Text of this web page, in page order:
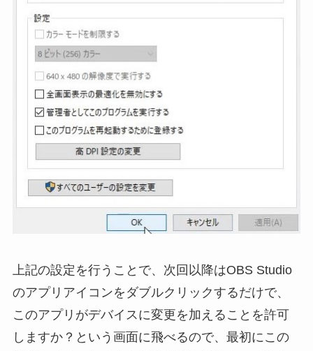
上記の設定を行うことで、次回以降はOBS Studio
のアプリアイコンをダブルクリックするだけで、
このアプリがデバイスに変更を加えることを許可
しますか？という画面に飛べるので、最初にこの